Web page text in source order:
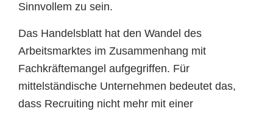
Sinnvollem zu sein.
Das Handelsblatt hat den Wandel des
Arbeitsmarktes im Zusammenhang mit
Fachkräftemangel aufgegriffen. Für
mittelständische Unternehmen bedeutet das,
dass Recruiting nicht mehr mit einer